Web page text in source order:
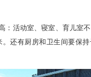
：活动室、寝室、育儿室
还有厨房和卫生间要保